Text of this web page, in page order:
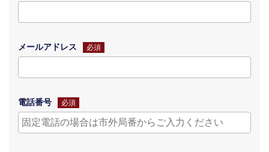
メールアドレス 必須
電話番号 必須